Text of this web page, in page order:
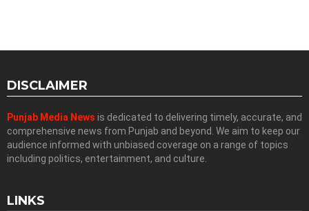
DISCLAIMER
Punjab Media News is dedicated to delivering timely, accurate, and
comprehensive news from Punjab and beyond. We aim to keep our
audience informed with unbiased coverage on a range of topics
including politics, entertainment, and culture.
LINKS